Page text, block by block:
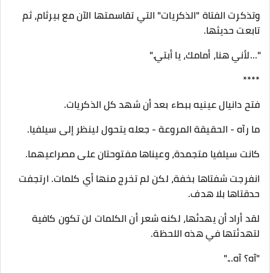
وتذكرت الفتاة "الذكريات" التي تقاسمتها الآن مع بيرثام، ثم
تابعت حديثها.
"...لأني هنا، أمامك، يا أبتي."
****
فتح دانيال عينيه ببطء بعد أن شهد كل الذكريات.
ما رآه - الحقيقة المروعة - جعله يتحول لينظر إلى سيلفيا.
كانت سيلفيا متجمدة، وعيناها مفتوحتان على مصراعيهما.
انفرجت شفتاها بخفة، لكن لم تخرج منها أي كلمات. ارتجفت
حدقتاها بلا هدف.
لقد أراد أن يهدئها، لكنه شعر أن الكلمات لن تكون كافية
لتهدئتها في هذه اللحظة.
"آه؟ آه..."